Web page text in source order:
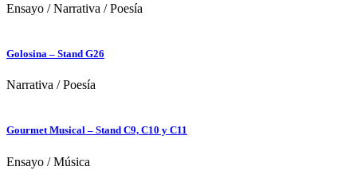
Ensayo /Narrativa /Poesía
Golosina – Stand G26
Narrativa /Poesía
Gourmet Musical – Stand C9, C10 y C11
Ensayo /Música